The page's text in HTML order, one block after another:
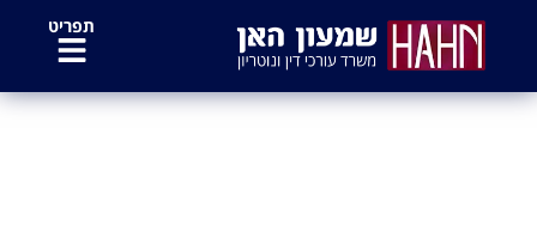
תפריט